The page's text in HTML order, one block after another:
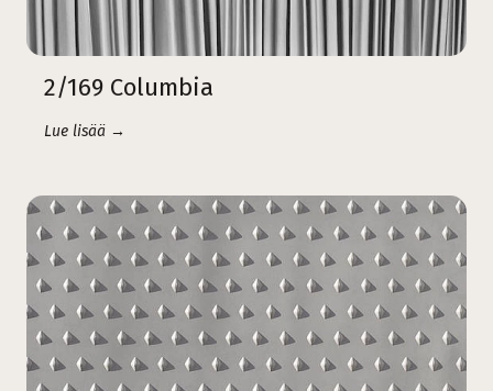
2/169 Columbia
Lue lisää →